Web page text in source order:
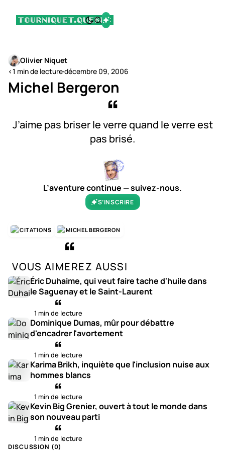
Olivier Niquet
<1 min de lecture·décembre 09, 2006
Michel Bergeron
J’aime pas briser le verre quand le verre est
pas brisé.
L’aventure continue — suivez-nous.
S’INSCRIRE
CITATIONS MICHEL BERGERON
VOUS AIMEREZ AUSSI
Éric Duhaime, qui veut faire tache d'huile dans
le Saguenay et le Saint-Laurent
1 min de lecture
Dominique Dumas, mûr pour débattre
d'encadrer l'avortement
1 min de lecture
Karima Brikh, inquiète que l'inclusion nuise aux
hommes blancs
1 min de lecture
Kevin Big Grenier, ouvert à tout le monde dans
son nouveau parti
1 min de lecture
DISCUSSION (0)